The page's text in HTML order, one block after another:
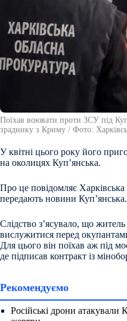
Поїхав воювати проти ЗСУ під
зраднику з Криму / Фото:
У квітні цього року його
на околицях Куп’янська.
Про це повідомляє
передають новини Куп’янська.
Слідство з’ясувало, що
вислужитися перед
Для цього він поїхав аж під
де підписав контракт із
Рекомендуємо
Російські дрони атакували